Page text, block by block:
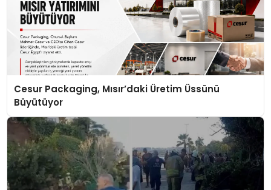
Cesur Packaging, Mısır’daki Üretim Üssünü
Büyütüyor